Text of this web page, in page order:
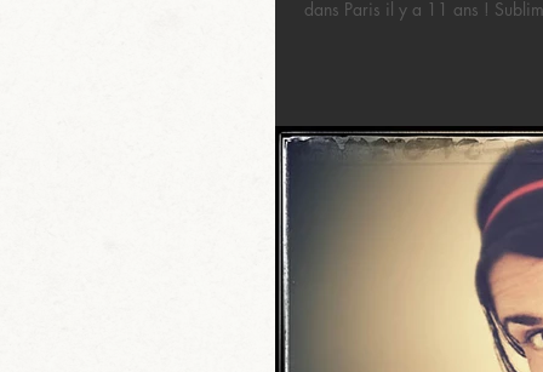
dans Paris il y a 11 ans !